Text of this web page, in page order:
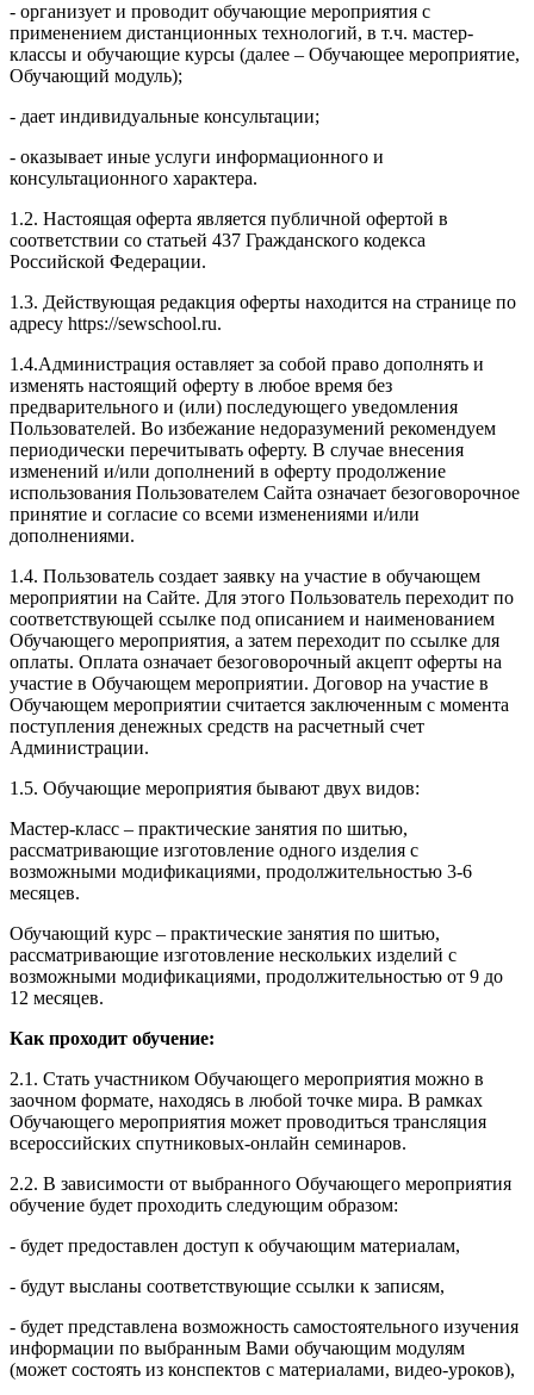
- организует и проводит обучающие мероприятия с
применением дистанционных технологий, в т.ч. мастер-
классы и обучающие курсы (далее – Обучающее мероприятие,
Обучающий модуль);
- дает индивидуальные консультации;
- оказывает иные услуги информационного и
консультационного характера.
1.2. Настоящая оферта является публичной офертой в
соответствии со статьей 437 Гражданского кодекса
Российской Федерации.
1.3. Действующая редакция оферты находится на странице по
адресу https://sewschool.ru.
1.4.Администрация оставляет за собой право дополнять и
изменять настоящий оферту в любое время без
предварительного и (или) последующего уведомления
Пользователей. Во избежание недоразумений рекомендуем
периодически перечитывать оферту. В случае внесения
изменений и/или дополнений в оферту продолжение
использования Пользователем Сайта означает безоговорочное
принятие и согласие со всеми изменениями и/или
дополнениями.
1.4. Пользователь создает заявку на участие в обучающем
мероприятии на Сайте. Для этого Пользователь переходит по
соответствующей ссылке под описанием и наименованием
Обучающего мероприятия, а затем переходит по ссылке для
оплаты. Оплата означает безоговорочный акцепт оферты на
участие в Обучающем мероприятии. Договор на участие в
Обучающем мероприятии считается заключенным с момента
поступления денежных средств на расчетный счет
Администрации.
1.5. Обучающие мероприятия бывают двух видов:
Мастер-класс – практические занятия по шитью,
рассматривающие изготовление одного изделия с
возможными модификациями, продолжительностью 3-6
месяцев.
Обучающий курс – практические занятия по шитью,
рассматривающие изготовление нескольких изделий с
возможными модификациями, продолжительностью от 9 до
12 месяцев.
Как проходит обучение:
2.1. Стать участником Обучающего мероприятия можно в
заочном формате, находясь в любой точке мира. В рамках
Обучающего мероприятия может проводиться трансляция
всероссийских спутниковых-онлайн семинаров.
2.2. В зависимости от выбранного Обучающего мероприятия
обучение будет проходить следующим образом:
- будет предоставлен доступ к обучающим материалам,
- будут высланы соответствующие ссылки к записям,
- будет представлена возможность самостоятельного изучения
информации по выбранным Вами обучающим модулям
(может состоять из конспектов с материалами, видео-уроков),